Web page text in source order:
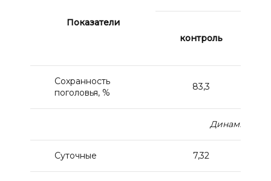
Показатели
контроль
Сохранность
поголовья, %
83,3
Динамика
Суточные 7,32